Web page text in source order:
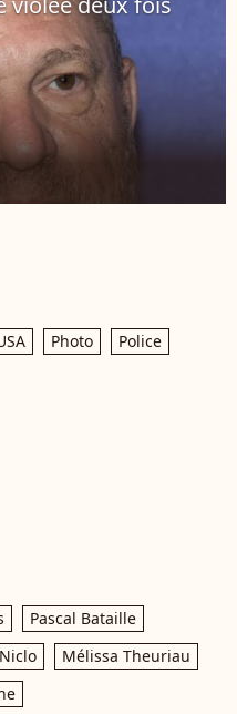
Photo
Police
Pascal Bataille
Mélissa Theuriau